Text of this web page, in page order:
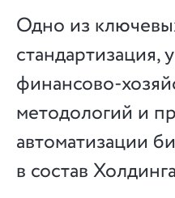
Одно из
финансово-
методологий и
автоматизации
в состав